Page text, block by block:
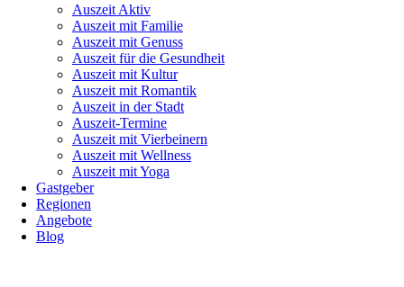
Auszeit Aktiv
Auszeit mit Familie
Auszeit mit Genuss
Auszeit für die Gesundheit
Auszeit mit Kultur
Auszeit mit Romantik
Auszeit in der Stadt
Auszeit-Termine
Auszeit mit Vierbeinern
Auszeit mit Wellness
Auszeit mit Yoga
Gastgeber
Regionen
Angebote
Blog